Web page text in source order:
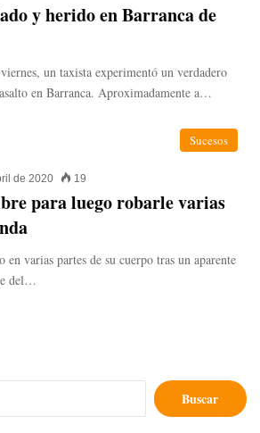
y herido en Barranca de
un taxista experimentó un verdadero
en Barranca. Aproximadamente a…
Sucesos
de 2020 19
para luego robarle varias
en varias partes de su cuerpo tras un aparente
del…
Buscar: